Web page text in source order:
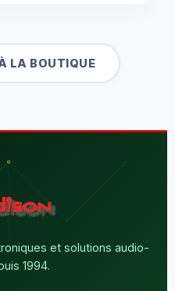
LA BOUTIQUE
et solutions audio-
1994.